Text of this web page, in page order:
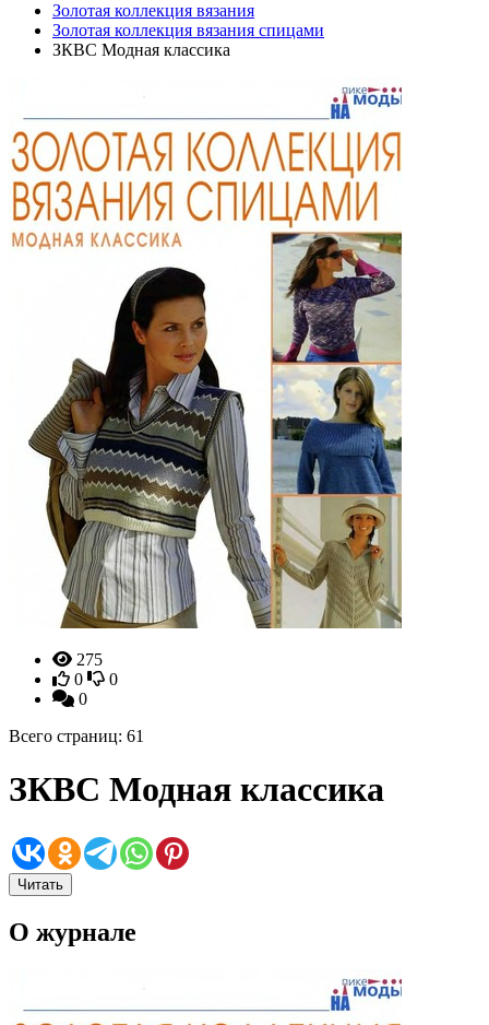
Золотая коллекция вязания
Золотая коллекция вязания спицами
ЗКВС Модная классика
275
0
0
0
Всего страниц: 61
ЗКВС Модная классика
Читать
О журнале